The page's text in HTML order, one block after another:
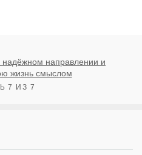
направлении и
жизнь смыслом
7 ИЗ 7